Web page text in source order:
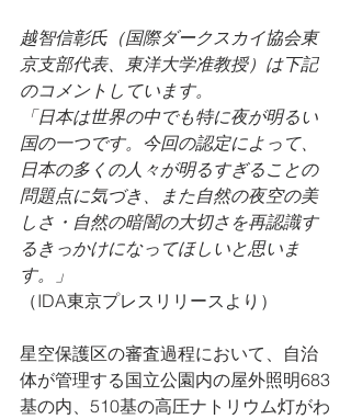
越智信彰氏（国際ダークスカイ協会東
京支部代表、東洋大学准教授）は下記
のコメントしています。
「日本は世界の中でも特に夜が明るい
国の一つです。今回の認定によって、
日本の多くの人々が明るすぎることの
問題点に気づき、また自然の夜空の美
しさ・自然の暗闇の大切さを再認識す
るきっかけになってほしいと思いま
す。」
（IDA東京プレスリリースより）
星空保護区の審査過程において、自治
体が管理する国立公園内の屋外照明683
基の内、510基の高圧ナトリウム灯がわ